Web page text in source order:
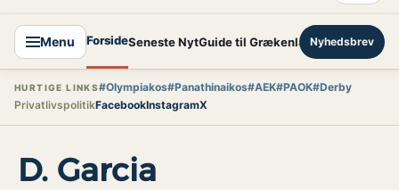
Menu ForsideSeneste NytGuide til GrækenlandSuper League
Nyhedsbrev
HURTIGE LINKS#Olympiakos#Panathinaikos#AEK#PAOK#Derby
PrivatlivspolitikFacebookInstagramX
D. Garcia